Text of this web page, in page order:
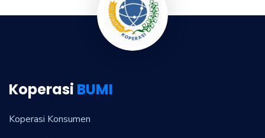
Koperasi BUMI
Koperasi Konsumen